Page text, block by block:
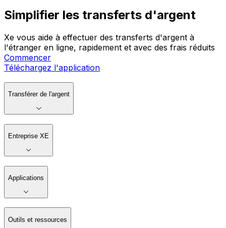
Simplifier les transferts d'argent
Xe vous aide à effectuer des transferts d'argent à
l'étranger en ligne, rapidement et avec des frais réduits
Commencer
Téléchargez l'application
Transférer de l'argent
Entreprise XE
Applications
Outils et ressources